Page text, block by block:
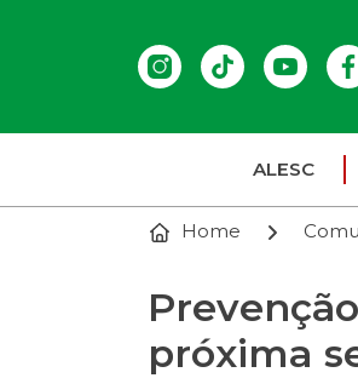
ALESC
Home
próxima